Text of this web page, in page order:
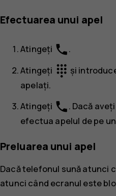
Efectuarea unui apel
Atingeți phone.
Atingeți dialpad și
apelați.
Atingeți phone. Dacă
efectua apelul de pe
Preluarea unui apel
Dacă telefonul sună atunci
atunci când ecranul este